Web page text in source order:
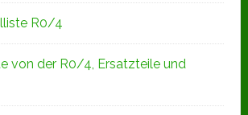
R0/4
von der R0/4, Ersatzteile und